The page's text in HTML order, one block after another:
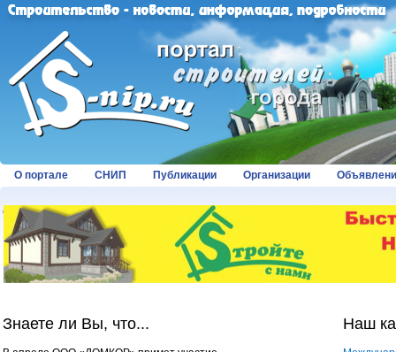
О портале СНИП Публикации Организации
Страницы:
Знаете ли Вы, что... Наш